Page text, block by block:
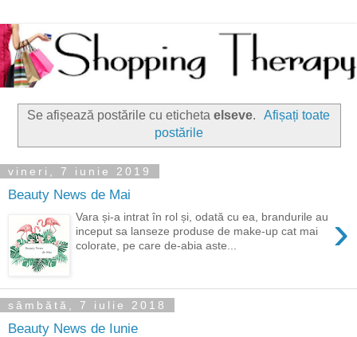
Se afișează postările cu eticheta elseve.
Afișați toate
postările
vineri, 7 iunie 2019
Beauty News de Mai
›
Vara și-a intrat în rol și, odată cu ea, brandurile au
inceput sa lanseze produse de make-up cat mai
colorate, pe care de-abia aste...
sâmbătă, 7 iulie 2018
Beauty News de Iunie